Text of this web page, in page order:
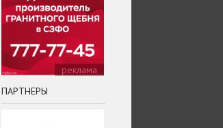
реклама
ПАРТНЕРЫ